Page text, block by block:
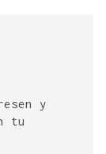
y
tu